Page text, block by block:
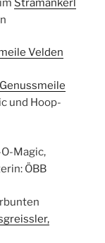
Stramankerl
Velden
und Hoop-
Magic,
ÖBB